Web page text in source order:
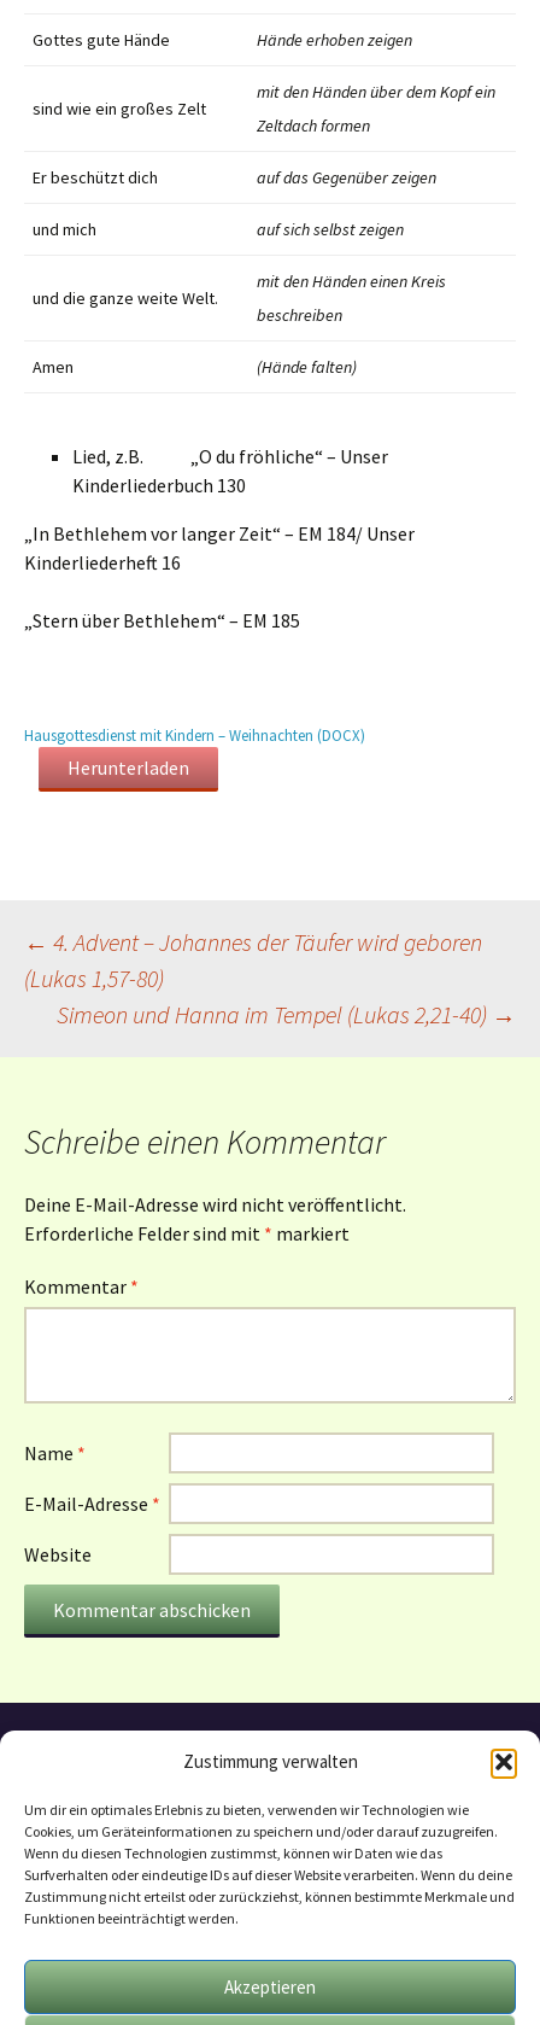
Zustimmung verwalten
Um dir ein optimales Erlebnis zu bieten, verwenden wir Technologien wie
Cookies, um Geräteinformationen zu speichern und/oder darauf zuzugreifen.
Wenn du diesen Technologien zustimmst, können wir Daten wie das
Surfverhalten oder eindeutige IDs auf dieser Website verarbeiten. Wenn du deine
Zustimmung nicht erteilst oder zurückziehst, können bestimmte Merkmale und
Funktionen beeinträchtigt werden.
Akzeptieren
Gottes gute Hände Hände erhoben zeigen
sind wie ein großes Zelt
mit den Händen über dem Kopf ein
Zeltdach formen
Er beschützt dich auf das Gegenüber zeigen
und mich auf sich selbst zeigen
und die ganze weite Welt.
mit den Händen einen Kreis
beschreiben
Amen (Hände falten)
Lied, z.B. „O du fröhliche“ – Unser
Kinderliederbuch 130
„In Bethlehem vor langer Zeit“ – EM 184/ Unser
Kinderliederheft 16
„Stern über Bethlehem“ – EM 185
Hausgottesdienst mit Kindern – Weihnachten (DOCX)
Herunterladen
Beitragsnavigation
← 4. Advent – Johannes der Täufer wird geboren
(Lukas 1,57-80)
Simeon und Hanna im Tempel (Lukas 2,21-40) →
Schreibe einen Kommentar
Deine E-Mail-Adresse wird nicht veröffentlicht.
Erforderliche Felder sind mit * markiert
Kommentar *
Name *
E-Mail-Adresse *
Website
Geschäftsbedingungen